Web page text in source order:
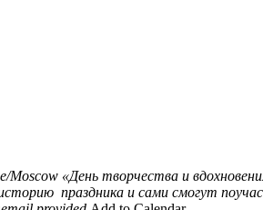
Moscow «День творчества и
праздника и сами смогут